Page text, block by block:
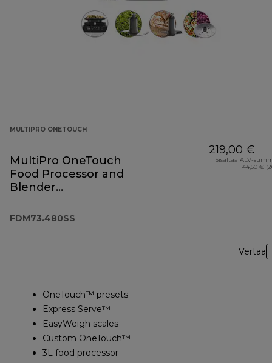
MULTIPRO ONETOUCH
MultiPro OneTouch
Food Processor and
Blender
FDM73.480SS
219,00 €
Sisältää ALV-
44,50 €
Vertaa
OneTouch™ presets
Express Serve™
EasyWeigh scales
Custom OneTouch™
3L food processor